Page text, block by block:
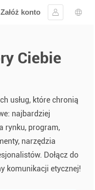
Załóż konto
Zaloguj się
Ciebie
usług, które chronią
najbardziej
rynku, program,
narzędzia
Dołącz do
komunikacji etycznej!